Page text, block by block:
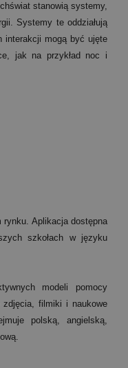
stanowią systemy,
Systemy te oddziałują
interakcji mogą być ujęte
jak na przykład noc i
Aplikacja dostępna
szkołach w języku
modeli pomocy
zdjęcia, filmiki i naukowe
polską, angielską,